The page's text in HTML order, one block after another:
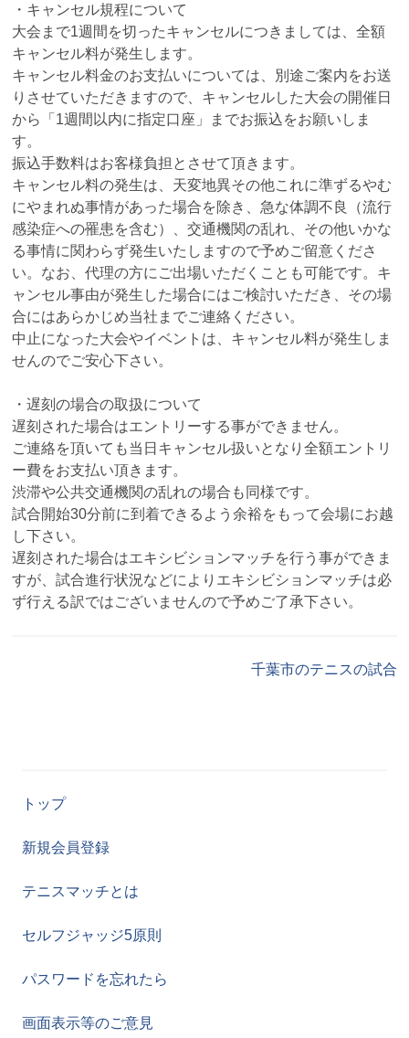
・キャンセル規程について
大会まで1週間を切ったキャンセルにつきましては、全額
キャンセル料が発生します。
キャンセル料金のお支払いについては、別途ご案内をお送
りさせていただきますので、キャンセルした大会の開催日
から「1週間以内に指定口座」までお振込をお願いしま
す。
振込手数料はお客様負担とさせて頂きます。
キャンセル料の発生は、天変地異その他これに準ずるやむ
にやまれぬ事情があった場合を除き、急な体調不良（流行
感染症への罹患を含む）、交通機関の乱れ、その他いかな
る事情に関わらず発生いたしますので予めご留意くださ
い。なお、代理の方にご出場いただくことも可能です。キ
ャンセル事由が発生した場合にはご検討いただき、その場
合にはあらかじめ当社までご連絡ください。
中止になった大会やイベントは、キャンセル料が発生しま
せんのでご安心下さい。
・遅刻の場合の取扱について
遅刻された場合はエントリーする事ができません。
ご連絡を頂いても当日キャンセル扱いとなり全額エントリ
ー費をお支払い頂きます。
渋滞や公共交通機関の乱れの場合も同様です。
試合開始30分前に到着できるよう余裕をもって会場にお越
し下さい。
遅刻された場合はエキシビションマッチを行う事ができま
すが、試合進行状況などによりエキシビションマッチは必
ず行える訳ではございませんので予めご了承下さい。
千葉市のテニスの試合
トップ
新規会員登録
テニスマッチとは
セルフジャッジ5原則
パスワードを忘れたら
画面表示等のご意見